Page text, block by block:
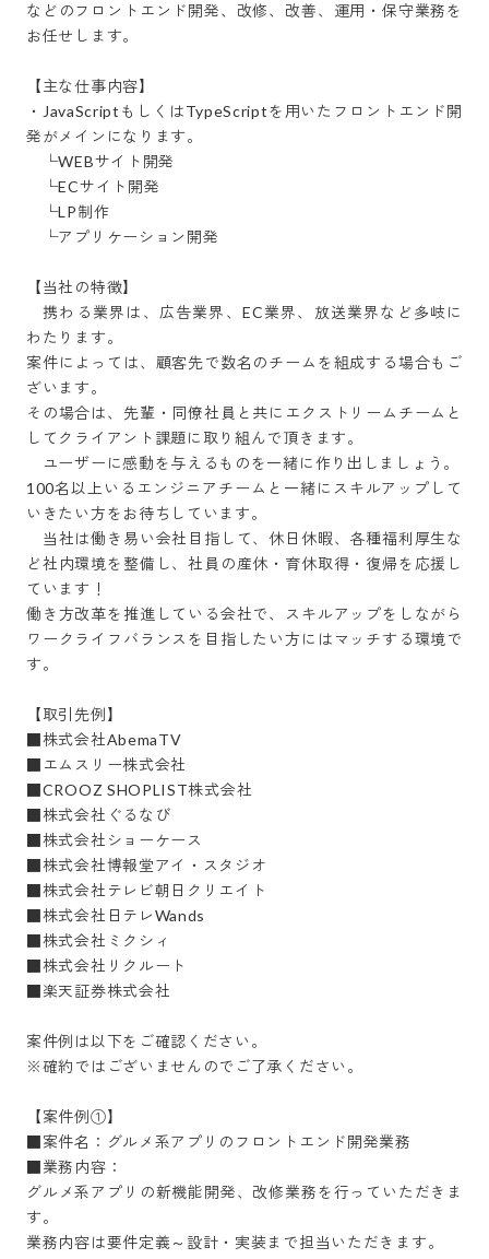
などのフロントエンド開発、改修、改善、運用・保守業務を
お任せします。
【主な仕事内容】
・JavaScriptもしくはTypeScriptを用いたフロントエンド開
発がメインになります。
└WEBサイト開発
└ECサイト開発
└LP制作
└アプリケーション開発
【当社の特徴】
携わる業界は、広告業界、EC業界、放送業界など多岐に
わたります。
案件によっては、顧客先で数名のチームを組成する場合もご
ざいます。
その場合は、先輩・同僚社員と共にエクストリームチームと
してクライアント課題に取り組んで頂きます。
ユーザーに感動を与えるものを一緒に作り出しましょう。
100名以上いるエンジニアチームと一緒にスキルアップして
いきたい方をお待ちしています。
当社は働き易い会社目指して、休日休暇、各種福利厚生な
ど社内環境を整備し、社員の産休・育休取得・復帰を応援し
ています！
働き方改革を推進している会社で、スキルアップをしながら
ワークライフバランスを目指したい方にはマッチする環境で
す。
【取引先例】
■株式会社AbemaTV
■エムスリー株式会社
■CROOZ SHOPLIST株式会社
■株式会社ぐるなび
■株式会社ショーケース
■株式会社博報堂アイ・スタジオ
■株式会社テレビ朝日クリエイト
■株式会社日テレWands
■株式会社ミクシィ
■株式会社リクルート
■楽天証券株式会社
案件例は以下をご確認ください。
※確約ではございませんのでご了承ください。
【案件例①】
■案件名：グルメ系アプリのフロントエンド開発業務
■業務内容：
グルメ系アプリの新機能開発、改修業務を行っていただきま
す。
業務内容は要件定義～設計・実装まで担当いただきます。